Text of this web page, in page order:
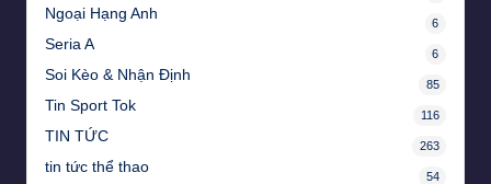
Ngoại Hạng Anh
6
Seria A
6
Soi Kèo & Nhận Định
85
Tin Sport Tok
116
TIN TỨC
263
tin tức thể thao
54